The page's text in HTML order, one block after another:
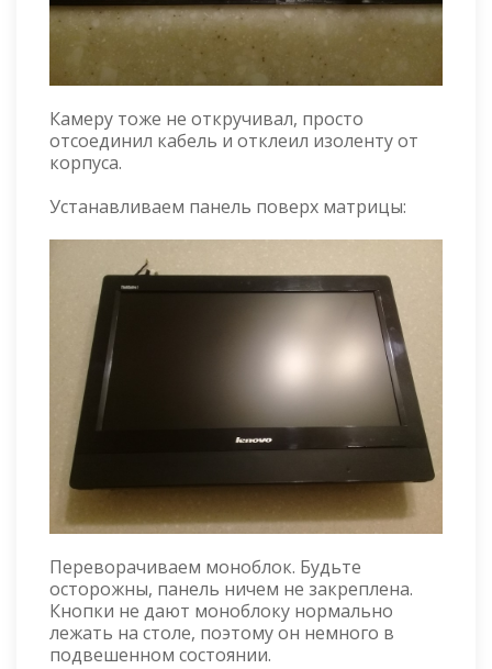
Камеру тоже не откручивал, просто
отсоединил кабель и отклеил изоленту от
корпуса.
Устанавливаем панель поверх матрицы:
Переворачиваем моноблок. Будьте
осторожны, панель ничем не закреплена.
Кнопки не дают моноблоку нормально
лежать на столе, поэтому он немного в
подвешенном состоянии.